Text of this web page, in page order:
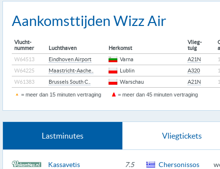
Aankomsttijden Wizz Air
Vlucht-
nummer
Luchthaven Herkomst
Vlieg-
tuig
W64513
Eindhoven Airport Varna A21N
W64225
Maastricht-Aache.. Lublin A320
W61383
Brussels South C.. Warschau A21N
= meer dan 15 minuten vertraging = meer dan 45 minuten vertraging
Lastminutes Vliegtickets
Kassavetis 7.5 Chersonissos